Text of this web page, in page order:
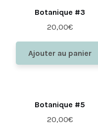
Botanique #3
20,00€
Ajouter au panier
Botanique #5
20,00€